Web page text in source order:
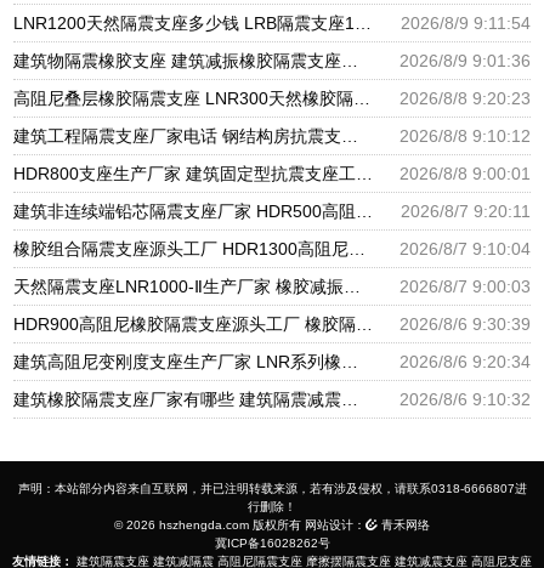
2026/8/9 9:11:54
2026/8/9 9:01:36
2026/8/8 9:20:23
2026/8/8 9:10:12
2026/8/8 9:00:01
2026/8/7 9:20:11
2026/8/7 9:10:04
2026/8/7 9:00:03
2026/8/6 9:30:39
2026/8/6 9:20:34
2026/8/6 9:10:32
声明：本站部分内容来自互联网，并已注明转载来源，若有涉及侵权，请联系0318-6666807进
行删除！
© 2026 hszhengda.com 版权所有 网站设计：
青禾网络
冀ICP备16028262号
友情链接：
建筑隔震支座 建筑减隔震 高阻尼隔震支座 摩擦摆隔震支座 建筑减震支座 高阻尼支座